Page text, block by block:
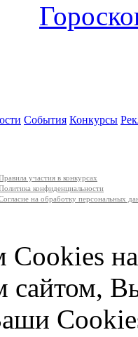
События Конкурсы
участия в конкурсах
конфиденциальности
на обработку персональных
сайтом,